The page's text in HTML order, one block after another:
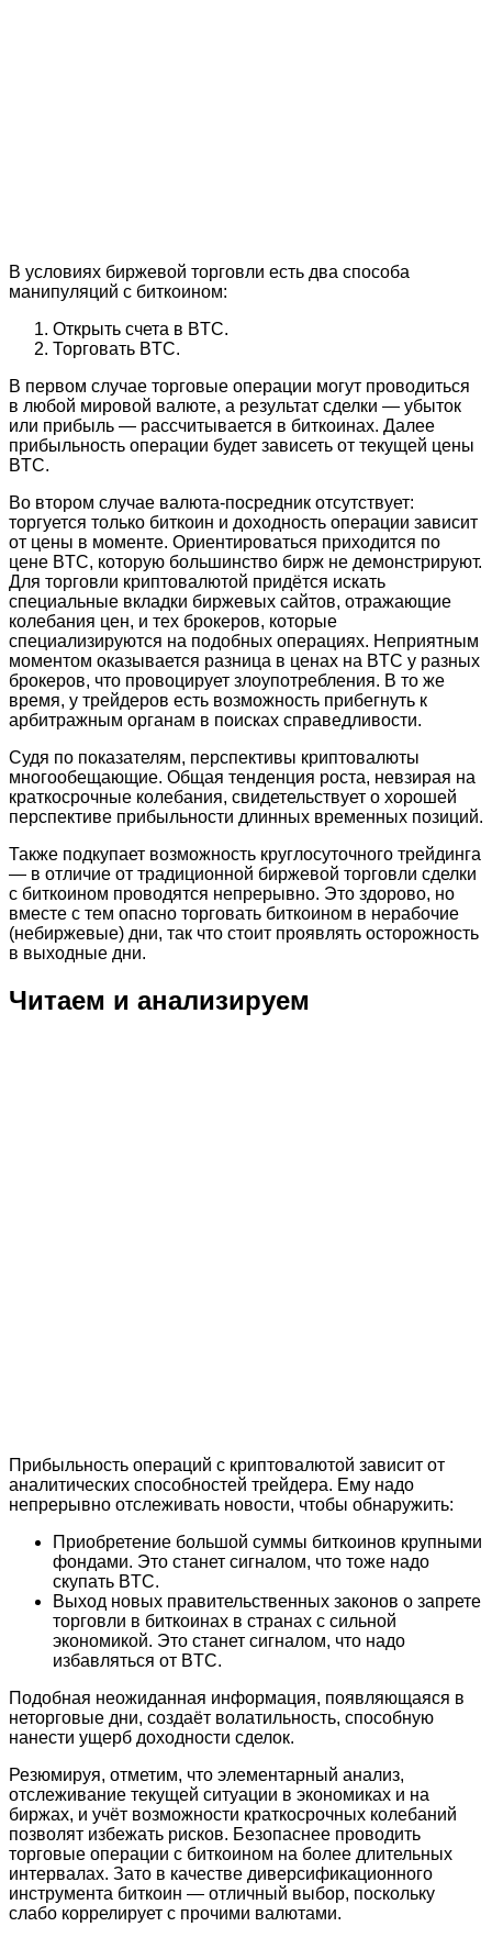
В условиях биржевой торговли есть два способа
манипуляций с биткоином:
Открыть счета в BTC.
Торговать BTC.
В первом случае торговые операции могут проводиться
в любой мировой валюте, а результат сделки — убыток
или прибыль — рассчитывается в биткоинах. Далее
прибыльность операции будет зависеть от текущей цены
BTC.
Во втором случае валюта-посредник отсутствует:
торгуется только биткоин и доходность операции зависит
от цены в моменте. Ориентироваться приходится по
цене BTC, которую большинство бирж не демонстрируют.
Для торговли криптовалютой придётся искать
специальные вкладки биржевых сайтов, отражающие
колебания цен, и тех брокеров, которые
специализируются на подобных операциях. Неприятным
моментом оказывается разница в ценах на BTC у разных
брокеров, что провоцирует злоупотребления. В то же
время, у трейдеров есть возможность прибегнуть к
арбитражным органам в поисках справедливости.
Судя по показателям, перспективы криптовалюты
многообещающие. Общая тенденция роста, невзирая на
краткосрочные колебания, свидетельствует о хорошей
перспективе прибыльности длинных временных позиций.
Также подкупает возможность круглосуточного трейдинга
— в отличие от традиционной биржевой торговли сделки
с биткоином проводятся непрерывно. Это здорово, но
вместе с тем опасно торговать биткоином в нерабочие
(небиржевые) дни, так что стоит проявлять осторожность
в выходные дни.
Читаем и анализируем
Прибыльность операций с криптовалютой зависит от
аналитических способностей трейдера. Ему надо
непрерывно отслеживать новости, чтобы обнаружить:
Приобретение большой суммы биткоинов крупными
фондами. Это станет сигналом, что тоже надо
скупать BTC.
Выход новых правительственных законов о запрете
торговли в биткоинах в странах с сильной
экономикой. Это станет сигналом, что надо
избавляться от BTC.
Подобная неожиданная информация, появляющаяся в
неторговые дни, создаёт волатильность, способную
нанести ущерб доходности сделок.
Резюмируя, отметим, что элементарный анализ,
отслеживание текущей ситуации в экономиках и на
биржах, и учёт возможности краткосрочных колебаний
позволят избежать рисков. Безопаснее проводить
торговые операции с биткоином на более длительных
интервалах. Зато в качестве диверсификационного
инструмента биткоин — отличный выбор, поскольку
слабо коррелирует с прочими валютами.